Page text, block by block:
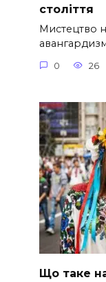
століття
Мистецтво
0 26
Що таке